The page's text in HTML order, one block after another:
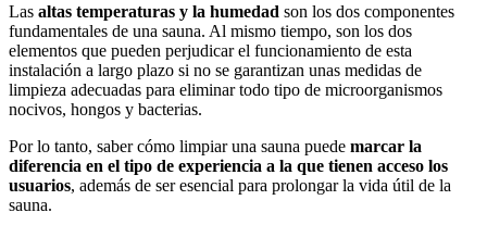
Las altas temperaturas y la humedad son los dos componentes
fundamentales de una sauna. Al mismo tiempo, son los dos
elementos que pueden perjudicar el funcionamiento de esta
instalación a largo plazo si no se garantizan unas medidas de
limpieza adecuadas para eliminar todo tipo de microorganismos
nocivos, hongos y bacterias.
Por lo tanto, saber cómo limpiar una sauna puede marcar la
diferencia en el tipo de experiencia a la que tienen acceso los
usuarios, además de ser esencial para prolongar la vida útil de la
sauna.